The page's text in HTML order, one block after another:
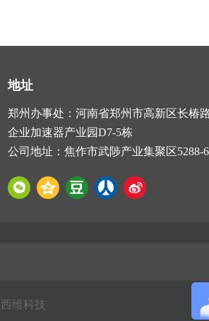
地址
郑州办事处：河南省郑州市高新区长椿
企业加速器产业园D7-5栋
公司地址：焦作市武陟产业集聚区5288-
西维科技